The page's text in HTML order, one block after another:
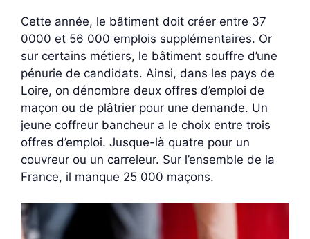
Cette année, le bâtiment doit créer entre 37
0000 et 56 000 emplois supplémentaires. Or
sur certains métiers, le bâtiment souffre d’une
pénurie de candidats. Ainsi, dans les pays de
Loire, on dénombre deux offres d’emploi de
maçon ou de plâtrier pour une demande. Un
jeune coffreur bancheur a le choix entre trois
offres d’emploi. Jusque-là quatre pour un
couvreur ou un carreleur. Sur l’ensemble de la
France, il manque 25 000 maçons.